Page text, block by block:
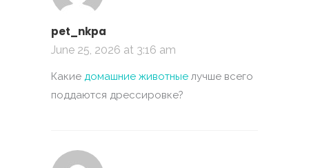
pet_nkpa
June 25, 2026 at 3:16 am
Какие домашние животные лучше всего
поддаются дрессировке?